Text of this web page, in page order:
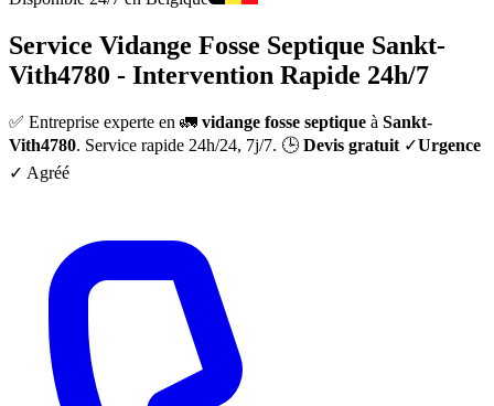
Service Vidange Fosse Septique Sankt-
Vith4780 - Intervention Rapide 24h/7
✅ Entreprise experte en 🚛 vidange fosse septique à Sankt-
Vith4780. Service rapide 24h/24, 7j/7. 🕒 Devis gratuit ✓Urgence
✓ Agréé